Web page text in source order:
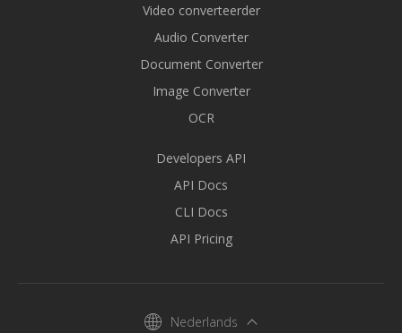
Video converteerder
Audio Converter
Document Converter
Image Converter
OCR
Developers API
API Docs
CLI Docs
API Pricing
Nederlands